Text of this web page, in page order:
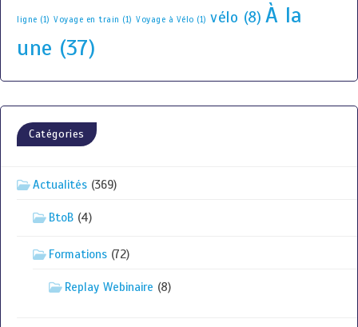
ligne (1) Voyage en train (1) Voyage à Vélo (1) vélo (8) À la
une (37)
Catégories
Actualités (369)
BtoB (4)
Formations (72)
Replay Webinaire (8)